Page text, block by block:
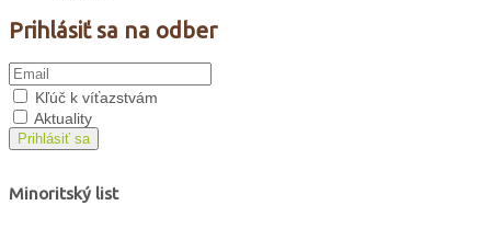
Prihlásiť sa na odber
Kľúč k víťazstvám
Aktuality
Prihlásiť sa
Minoritský list